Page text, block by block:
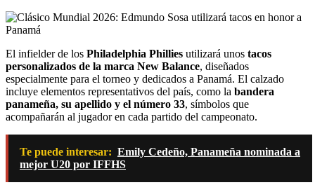
El infielder de los Philadelphia Phillies utilizará unos tacos
personalizados de la marca New Balance, diseñados
especialmente para el torneo y dedicados a Panamá. El calzado
incluye elementos representativos del país, como la bandera
panameña, su apellido y el número 33, símbolos que
acompañarán al jugador en cada partido del campeonato.
Te puede interesar: Emily Cedeño, Panameña nominada a
mejor U20 por IFFHS